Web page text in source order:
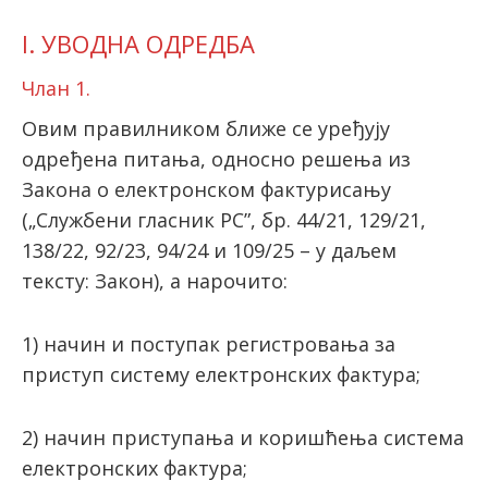
I. УВОДНА ОДРЕДБА
Члан 1.
Овим правилником ближе се уређују
одређена питања, односно решења из
Закона о електронском фактурисању
(„Службени гласник РС”, бр. 44/21, 129/21,
138/22, 92/23, 94/24 и 109/25 – у даљем
тексту: Закон), а нарочито:
1) начин и поступак регистровања за
приступ систему електронских фактура;
2) начин приступања и коришћења система
електронских фактура;